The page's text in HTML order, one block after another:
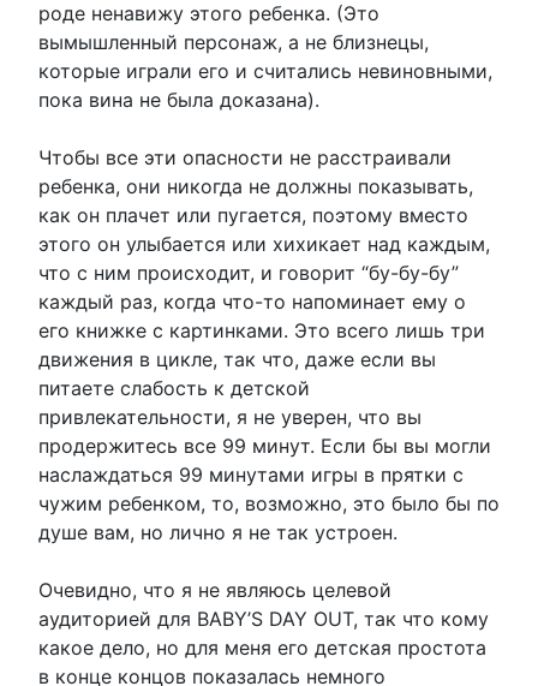
роде ненавижу этого ребенка. (Это
вымышленный персонаж, а не близнецы,
которые играли его и считались невиновными,
пока вина не была доказана).
Чтобы все эти опасности не расстраивали
ребенка, они никогда не должны показывать,
как он плачет или пугается, поэтому вместо
этого он улыбается или хихикает над каждым,
что с ним происходит, и говорит “бу-бу-бу”
каждый раз, когда что-то напоминает ему о
его книжке с картинками. Это всего лишь три
движения в цикле, так что, даже если вы
питаете слабость к детской
привлекательности, я не уверен, что вы
продержитесь все 99 минут. Если бы вы могли
наслаждаться 99 минутами игры в прятки с
чужим ребенком, то, возможно, это было бы по
душе вам, но лично я не так устроен.
Очевидно, что я не являюсь целевой
аудиторией для BABY’S DAY OUT, так что кому
какое дело, но для меня его детская простота
в конце концов показалась немного